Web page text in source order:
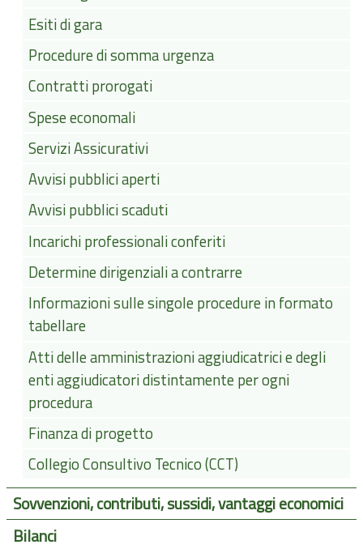
Esiti di gara
Procedure di somma urgenza
Contratti prorogati
Spese economali
Servizi Assicurativi
Avvisi pubblici aperti
Avvisi pubblici scaduti
Incarichi professionali conferiti
Determine dirigenziali a contrarre
Informazioni sulle singole procedure in formato
tabellare
Atti delle amministrazioni aggiudicatrici e degli
enti aggiudicatori distintamente per ogni
procedura
Finanza di progetto
Collegio Consultivo Tecnico (CCT)
Sovvenzioni, contributi, sussidi, vantaggi economici
Bilanci